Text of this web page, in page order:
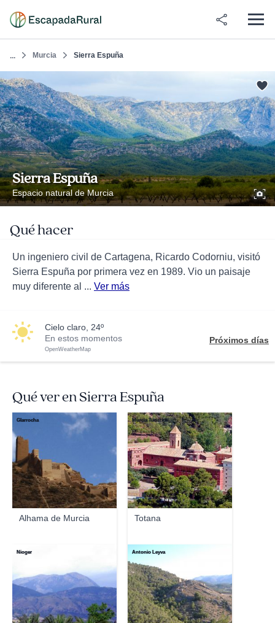
... Murcia Sierra Espuña
Sierra Espuña
Espacio natural de Murcia
Qué hacer
Un ingeniero civil de Cartagena, Ricardo Codorniu, visitó
Sierra Espuña por primera vez en 1989. Vio un paisaje
muy diferente al ... Ver más
cielo claro, 24º
En estos momentos
OpenWeatherMap
Próximos días
Qué ver en Sierra Espuña
Alhama de Murcia
Glarrocha
Totana
Murcia Turística
Nioger Antonio Leyva